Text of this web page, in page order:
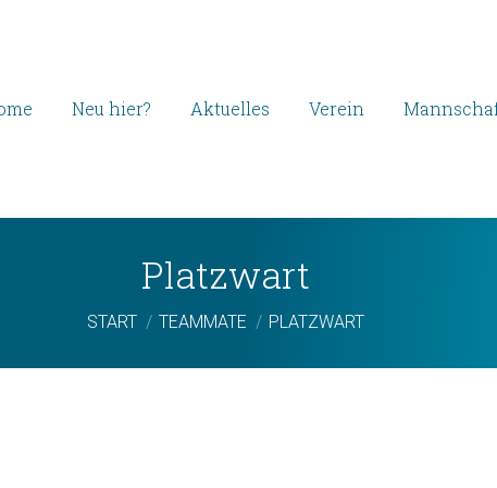
Neu hier? Aktuelles Verein
Platzwart
Sie befinden sich hier:
START TEAMMATE PLATZWART